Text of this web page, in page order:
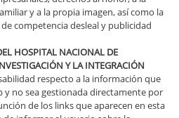
y a la propia imagen, así como la
competencia desleal y publicidad
HOSPITAL NACIONAL DE
Y LA INTEGRACIÓN
respecto a la información que
y no sea gestionada directamente por
de los links que aparecen en esta